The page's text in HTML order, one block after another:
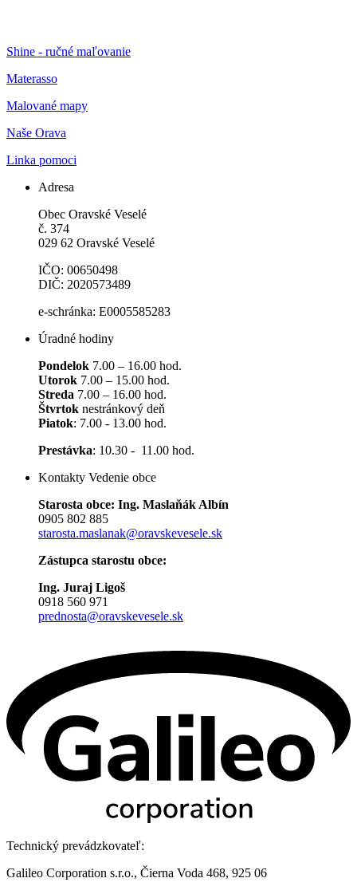
Shine - ručné maľovanie
Materasso
Malované mapy
Naše Orava
Linka pomoci
Adresa
Obec Oravské Veselé
č. 374
029 62 Oravské Veselé
IČO: 00650498
DIČ: 2020573489
e-schránka: E0005585283
Úradné hodiny
Pondelok 7.00 – 16.00 hod.
Utorok 7.00 – 15.00 hod.
Streda 7.00 – 16.00 hod.
Štvrtok nestránkový deň
Piatok: 7.00 - 13.00 hod.
Prestávka: 10.30 - 11.00 hod.
Kontakty Vedenie obce
Starosta obce: Ing. Maslaňák Albín
0905 802 885
starosta.maslanak@oravskevesele.sk
Zástupca starostu obce:
Ing. Juraj Ligoš
0918 560 971
prednosta@oravskevesele.sk
Technický prevádzkovateľ:
Galileo Corporation s.r.o., Čierna Voda 468, 925 06